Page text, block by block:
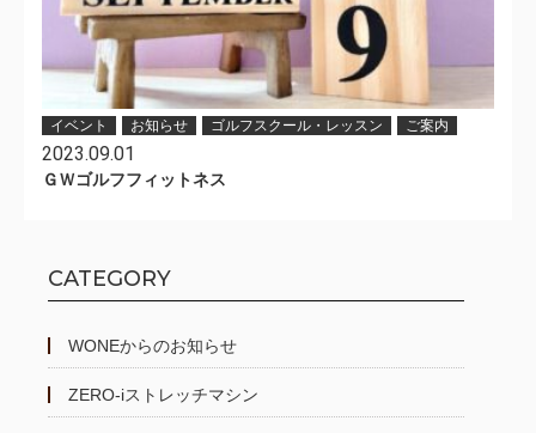
イベント お知らせ ゴルフスクール・レッスン ご案内
2023.09.01
ＧＷゴルフフィットネス
CATEGORY
WONEからのお知らせ
ZERO-iストレッチマシン